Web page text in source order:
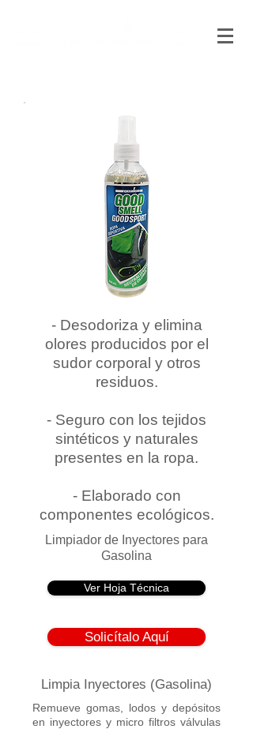
- Desodoriza y elimina
olores producidos por el
sudor corporal y otros
residuos.
- Seguro con los tejidos
sintéticos y naturales
presentes en la ropa.
- Elaborado con
componentes ecológicos.
Limpiador de Inyectores para
Gasolina
Ver Hoja Técnica
Solicítalo Aquí
Limpia Inyectores (Gasolina)
Remueve gomas, lodos y depósitos
en inyectores y micro filtros válvulas